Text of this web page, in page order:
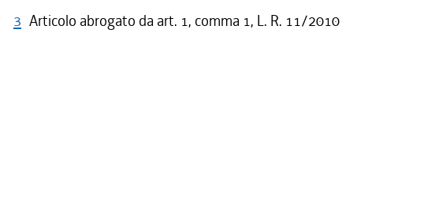
3 Articolo abrogato da art. 1, comma 1, L. R. 11/2010